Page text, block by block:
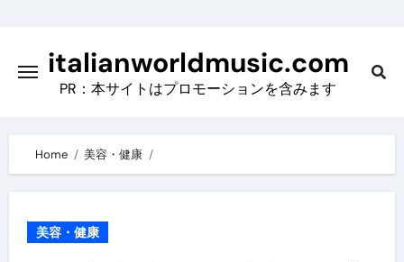
contentitalianworldmusic.com
PR：本サイトはプロモーションを含みます
Home 美容・健康
美容・健康